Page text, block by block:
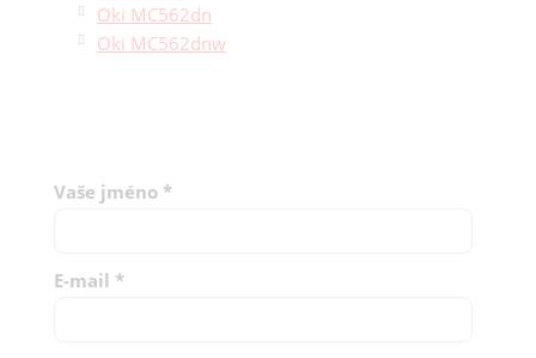
Oki MC562dn
Oki MC562dnw
Vaše jméno *
E-mail *